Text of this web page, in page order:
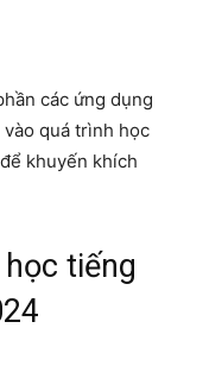
các ứng dụng
quá trình học
khuyến khích
tiếng